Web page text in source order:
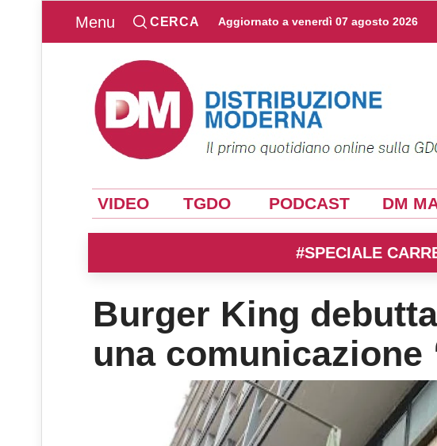
Menu CERCA Aggiornato a venerdì 07 agosto 2026
VIDEO TGDO PODCAST DM
#SPECIALE
Burger King
una comunicazione